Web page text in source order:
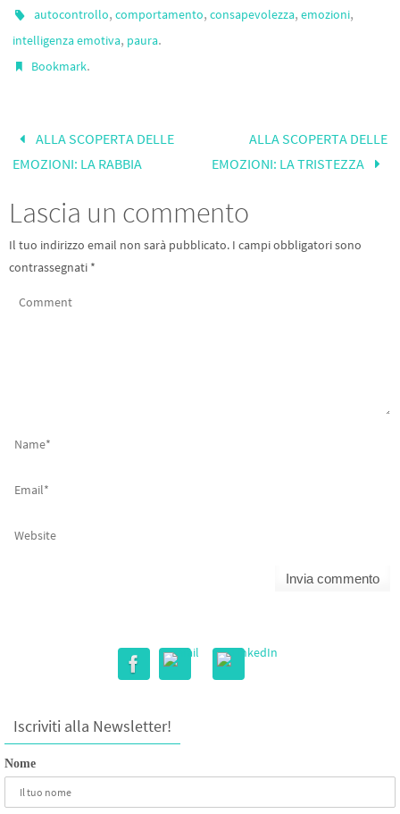
autocontrollo,comportamento,consapevolezza,emozioni,
intelligenza emotiva, paura.
Bookmark.
ALLA SCOPERTA DELLE
EMOZIONI: LA RABBIA
ALLA SCOPERTA DELLE
EMOZIONI: LA TRISTEZZA
Lascia un commento
Il tuo indirizzo email non sarà pubblicato. I campi obbligatori sono
contrassegnati *
Iscriviti alla Newsletter!
Nome